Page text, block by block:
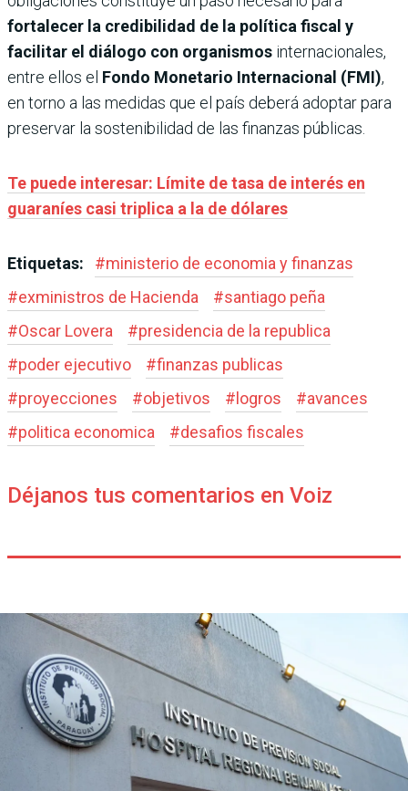
fortalecer la credibilidad de la política fiscal y
facilitar el diálogo con organismos internacionales,
entre ellos el Fondo Monetario Internacional (FMI),
en torno a las medidas que el país deberá adoptar para
preservar la sostenibilidad de las finanzas públicas.
Te puede interesar: Límite de tasa de interés en
guaraníes casi triplica a la de dólares
Etiquetas: #ministerio de economia y finanzas
#exministros de Hacienda #santiago peña
#Oscar Lovera #presidencia de la republica
#poder ejecutivo #finanzas publicas
#proyecciones #objetivos #logros #avances
#politica economica #desafios fiscales
Déjanos tus comentarios en Voiz